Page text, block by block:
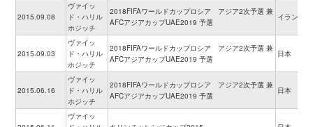
2015.09.08
ヴァイッ
ド・ハリル
ホジッチ
2018FIFAワールドカップロシア アジア2次予選 兼
AFCアジアカップUAE2019 予選
イラン
2015.09.03
ヴァイッ
ド・ハリル
ホジッチ
2018FIFAワールドカップロシア アジア2次予選 兼
AFCアジアカップUAE2019 予選
日本
2015.06.16
ヴァイッ
ド・ハリル
ホジッチ
2018FIFAワールドカップロシア アジア2次予選 兼
AFCアジアカップUAE2019 予選
日本
ヴァイッ